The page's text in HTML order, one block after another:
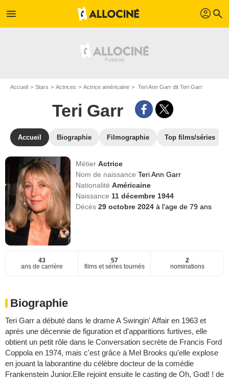
menu profil search
Accueil Stars Actrices Actrice américaine Teri Ann Garr dit Teri Garr
Teri Garr
Accueil Biographie Filmographie Top films/séries
MétierActrice
Nom de naissanceTeri Ann Garr
NationalitéAméricaine
Naissance 11 décembre 1944
Décès29 octobre 2024à l'age de 79 ans
43
ans de carrière
57
films et séries tournés
2
nominations
Biographie
Teri Garr a débuté dans le drame A Swingin' Affair en 1963 et
après une décennie de figuration et d'apparitions furtives, elle
obtient un petit rôle dans le Conversation secrète de Francis Ford
Coppola en 1974, mais c'est grâce à Mel Brooks qu'elle explose
en jouant la laborantine du célèbre docteur de la comédie
Frankenstein Junior.Elle rejoint ensuite le casting de Oh, God! ! de